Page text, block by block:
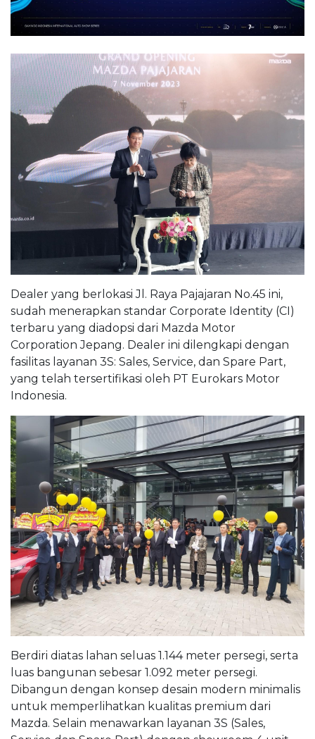
Dealer yang berlokasi Jl. Raya Pajajaran No.45 ini,
sudah menerapkan standar Corporate Identity (CI)
terbaru yang diadopsi dari Mazda Motor
Corporation Jepang. Dealer ini dilengkapi dengan
fasilitas layanan 3S: Sales, Service, dan Spare Part,
yang telah tersertifikasi oleh PT Eurokars Motor
Indonesia.
Berdiri diatas lahan seluas 1.144 meter persegi, serta
luas bangunan sebesar 1.092 meter persegi.
Dibangun dengan konsep desain modern minimalis
untuk memperlihatkan kualitas premium dari
Mazda. Selain menawarkan layanan 3S (Sales,